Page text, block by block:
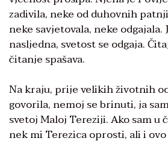
zadivila, neke od duhovnih
neke savjetovala, neke
nasljedna, svetost se odgaja.
čitanje spašava.
Na kraju, prije velikih životnih
govorila, nemoj se brinuti, ja
svetoj Maloj Tereziji. Ako sam u
nek mi Terezica oprosti, ali i